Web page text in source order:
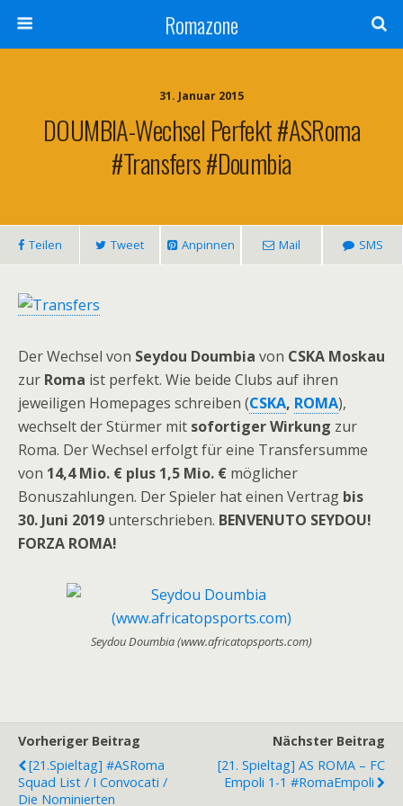
Romazone
31. Januar 2015
DOUMBIA-Wechsel Perfekt #ASRoma
#Transfers #Doumbia
Teilen Tweet Anpinnen Mail SMS
Der Wechsel von Seydou Doumbia von CSKA Moskau
zur Roma ist perfekt. Wie beide Clubs auf ihren
jeweiligen Homepages schreiben (CSKA, ROMA),
wechselt der Stürmer mit sofortiger Wirkung zur
Roma. Der Wechsel erfolgt für eine Transfersumme
von 14,4 Mio. € plus 1,5 Mio. € möglicher
Bonuszahlungen. Der Spieler hat einen Vertrag bis
30. Juni 2019 unterschrieben. BENVENUTO SEYDOU!
FORZA ROMA!
Seydou Doumbia (www.africatopsports.com)
Vorheriger Beitrag
[21.Spieltag] #ASRoma
Squad List / I Convocati /
Die Nominierten
Nächster Beitrag
[21. Spieltag] AS ROMA – FC
Empoli 1-1 #RomaEmpoli